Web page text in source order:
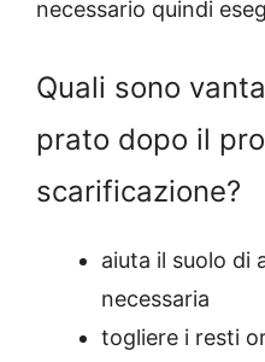
necessario quindi
Quali sono
prato dopo il
scarificazione?
aiuta il suolo di
necessaria
togliere i resti